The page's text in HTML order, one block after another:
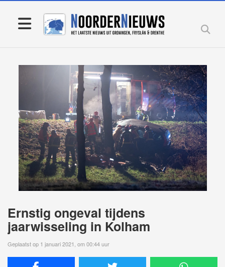
Ernstig ongeval tijdens
jaarwisseling in Kolham
Geplaatst op 1 januari 2021, om 00:44 uur